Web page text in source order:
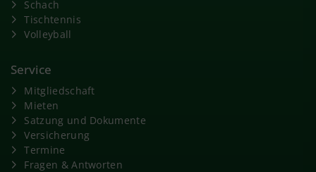
Schach
Tischtennis
Volleyball
Service
Mitgliedschaft
Mieten
Satzung und Dokumente
Versicherung
Termine
Fragen & Antworten